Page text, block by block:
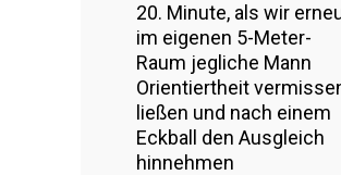
20. Minute, als wir
im eigenen 5-Meter-
Raum jegliche Mann
Orientiertheit
ließen und nach einem
Eckball den Ausgleich
hinnehmen